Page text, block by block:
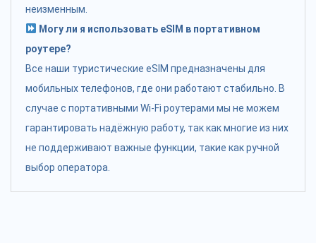
неизменным.
Могу ли я использовать eSIM в портативном
роутере?
Все наши туристические eSIM предназначены для
мобильных телефонов, где они работают стабильно. В
случае с портативными Wi-Fi роутерами мы не можем
гарантировать надёжную работу, так как многие из них
не поддерживают важные функции, такие как ручной
выбор оператора.